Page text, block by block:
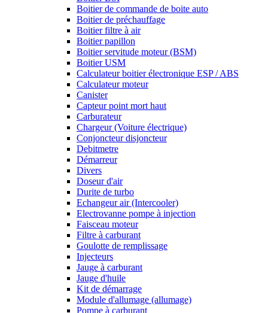
Boitier de commande de boite auto
Boitier de préchauffage
Boitier filtre à air
Boitier papillon
Boitier servitude moteur (BSM)
Boitier USM
Calculateur boitier électronique ESP / ABS
Calculateur moteur
Canister
Capteur point mort haut
Carburateur
Chargeur (Voiture électrique)
Conjoncteur disjoncteur
Debitmetre
Démarreur
Divers
Doseur d'air
Durite de turbo
Echangeur air (Intercooler)
Electrovanne pompe à injection
Faisceau moteur
Filtre à carburant
Goulotte de remplissage
Injecteurs
Jauge à carburant
Jauge d'huile
Kit de démarrage
Module d'allumage (allumage)
Pompe à carburant